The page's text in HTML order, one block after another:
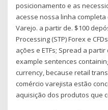
posicionamento e as
acesse nossa linha
Varejo. a partir de. $100
Processing (STP) Forex e
ações e ETFs; Spread a
example sentences
currency, because retail
comércio varejista estão
aquisição dos produtos que